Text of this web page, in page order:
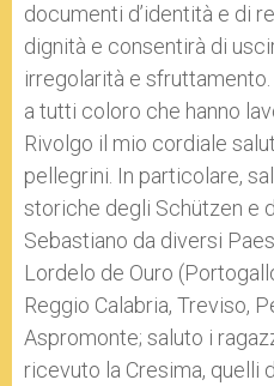
documenti d’identità e di
dignità e consentirà di
irregolarità e
a tutti coloro che hanno
Rivolgo il mio cordiale
pellegrini. In particolare,
storiche degli Schützen e
Sebastiano da diversi
Lordelo de Ouro
Reggio Calabria, Treviso,
Aspromonte; saluto i
ricevuto la Cresima, quelli